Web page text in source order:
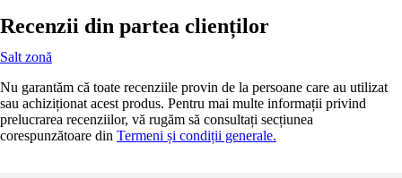
Recenzii din partea clienților
Salt zonă
Nu garantăm că toate recenziile provin de la persoane care au utilizat
sau achiziționat acest produs. Pentru mai multe informații privind
prelucrarea recenziilor, vă rugăm să consultați secțiunea
corespunzătoare din Termeni și condiții generale.